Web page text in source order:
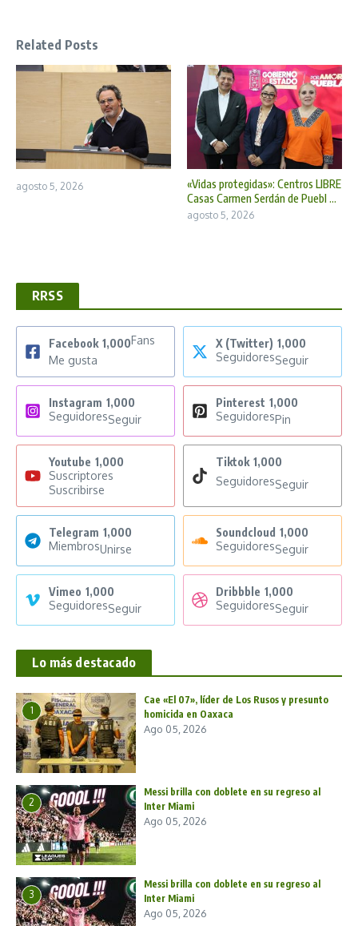
Related Posts
agosto 5, 2026
«Vidas protegidas»: Centros LIBRE
Casas Carmen Serdán de Puebl ...
agosto 5, 2026
RRSS
Facebook 1,000Fans
Me gusta
X (Twitter) 1,000
SeguidoresSeguir
Instagram 1,000
SeguidoresSeguir
Pinterest 1,000
SeguidoresPin
Youtube 1,000
Suscriptores
Suscribirse
Tiktok 1,000
SeguidoresSeguir
Telegram 1,000
MiembrosUnirse
Soundcloud 1,000
SeguidoresSeguir
Vimeo 1,000
SeguidoresSeguir
Dribbble 1,000
SeguidoresSeguir
Lo más destacado
1
Cae «El 07», líder de Los Rusos y presunto
homicida en Oaxaca
Ago 05, 2026
2
Messi brilla con doblete en su regreso al
Inter Miami
Ago 05, 2026
3
Messi brilla con doblete en su regreso al
Inter Miami
Ago 05, 2026